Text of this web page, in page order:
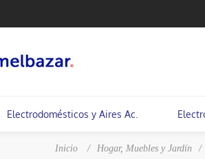
Electrodomésticos y Aires Ac.
Inicio / Hogar, Muebles y Jardín /